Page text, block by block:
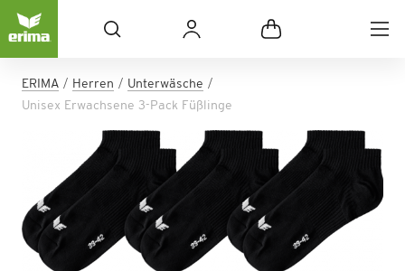
ERIMA Herren
Unterwäsche
Unisex Erwachsene 3-Pack Füßlinge